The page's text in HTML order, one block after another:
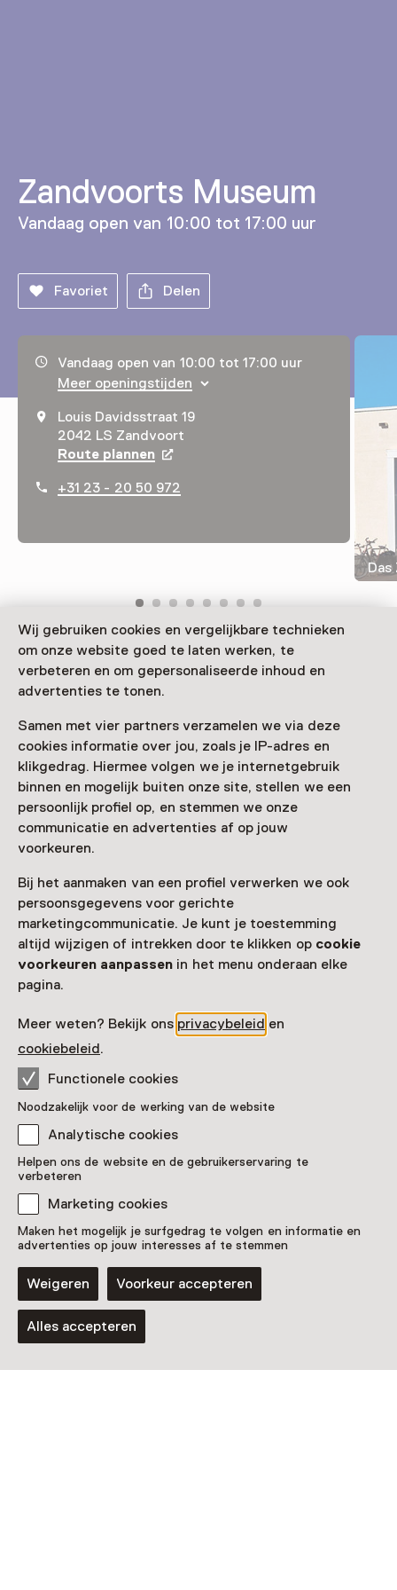
Wij gebruiken cookies en vergelijkbare technieken
om onze website goed te laten werken, te
verbeteren en om gepersonaliseerde inhoud en
advertenties te tonen.
Samen met vier partners verzamelen we via deze
cookies informatie over jou, zoals je IP-adres en
klikgedrag. Hiermee volgen we je internetgebruik
binnen en mogelijk buiten onze site, stellen we een
persoonlijk profiel op, en stemmen we onze
communicatie en advertenties af op jouw
voorkeuren.
Bij het aanmaken van een profiel verwerken we ook
persoonsgegevens voor gerichte
marketingcommunicatie. Je kunt je toestemming
altijd wijzigen of intrekken door te klikken op cookie
voorkeuren aanpassen in het menu onderaan elke
pagina.
Meer weten? Bekijk ons privacybeleid en
cookiebeleid.
Functionele cookies
Noodzakelijk voor de werking van de website
Analytische cookies
Helpen ons de website en de gebruikerservaring te
verbeteren
Marketing cookies
Maken het mogelijk je surfgedrag te volgen en informatie en
advertenties op jouw interesses af te stemmen
Weigeren Voorkeur accepteren
Alles accepteren
Zandvoorts Museum
Vandaag open van 10:00 tot 17:00 uur
Favoriet Delen
Openingstijden, adres & telefoonnummer
Vandaag open van 10:00 tot 17:00 uur
Meer openingstijden
Louis Davidsstraat 19
2042 LS Zandvoort
Route plannen Opent in een nieuw tabblad
+31 23 - 20 50 972
Das
Das Zandvoorts Museum ist das Zentrum für Kunst
und Geschichte in Zandvoort. Seine Aktivitäten
Sandskulpturen-Bauen und den Historischen Grand
Prix abgestimmt.
Verder lezen
Toegang
Museumkaart
Nog geen Museumkaart?
Museumkaart of ticket kopen
Faciliteiten
Rolstoeltoegankelijk
Museumwinkel
Meer informatie op de museumsite
Nog meer ontdekken